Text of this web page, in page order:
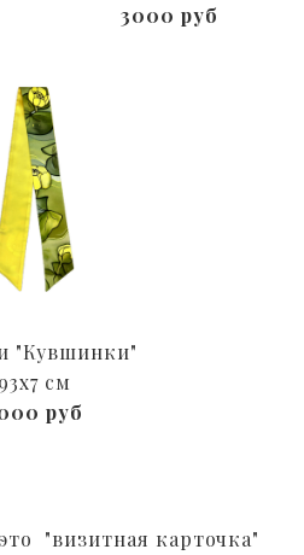
3000 руб
"Кувшинки"
93x7 см
руб
"визитная карточка"